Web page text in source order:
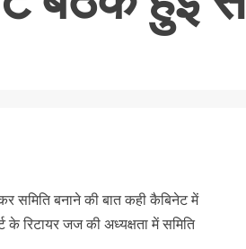
समिति बनाने की बात कही कैबिनेट में
के रिटायर जज की अध्यक्षता में समिति